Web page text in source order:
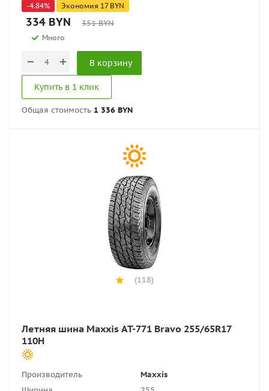
-4.84% Экономия 17BYN
334 BYN 351BYN
Много
В корзину
Купить в 1 клик
Общая стоимость 1 336 BYN
(118)
Летняя шина Maxxis AT-771 Bravo 255/65R17
110H
Производитель
Maxxis